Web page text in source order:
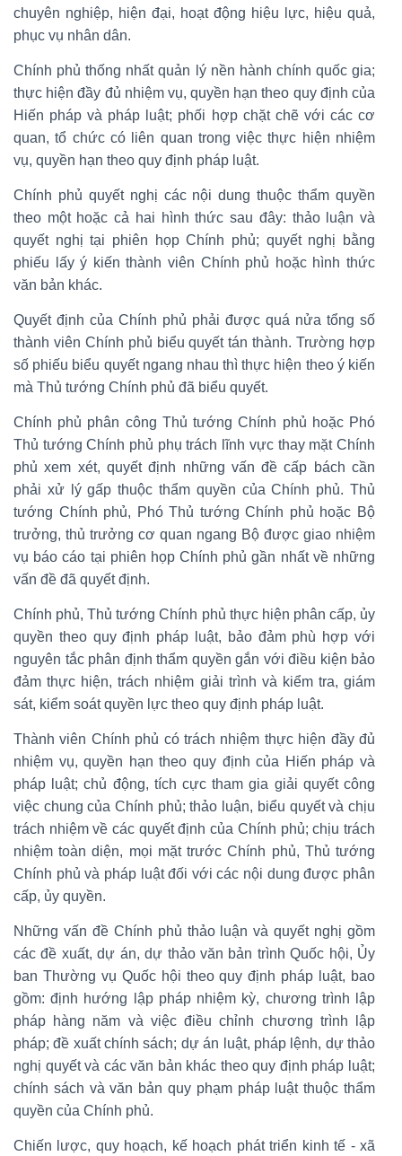
chuyên nghiệp, hiện đại, hoạt động hiệu lực, hiệu quả,
phục vụ nhân dân.
Chính phủ thống nhất quản lý nền hành chính quốc gia;
thực hiện đầy đủ nhiệm vụ, quyền hạn theo quy định của
Hiến pháp và pháp luật; phối hợp chặt chẽ với các cơ
quan, tổ chức có liên quan trong việc thực hiện nhiệm
vụ, quyền hạn theo quy định pháp luật.
Chính phủ quyết nghị các nội dung thuộc thẩm quyền
theo một hoặc cả hai hình thức sau đây: thảo luận và
quyết nghị tại phiên họp Chính phủ; quyết nghị bằng
phiếu lấy ý kiến thành viên Chính phủ hoặc hình thức
văn bản khác.
Quyết định của Chính phủ phải được quá nửa tổng số
thành viên Chính phủ biểu quyết tán thành. Trường hợp
số phiếu biểu quyết ngang nhau thì thực hiện theo ý kiến
mà Thủ tướng Chính phủ đã biểu quyết.
Chính phủ phân công Thủ tướng Chính phủ hoặc Phó
Thủ tướng Chính phủ phụ trách lĩnh vực thay mặt Chính
phủ xem xét, quyết định những vấn đề cấp bách cần
phải xử lý gấp thuộc thẩm quyền của Chính phủ. Thủ
tướng Chính phủ, Phó Thủ tướng Chính phủ hoặc Bộ
trưởng, thủ trưởng cơ quan ngang Bộ được giao nhiệm
vụ báo cáo tại phiên họp Chính phủ gần nhất về những
vấn đề đã quyết định.
Chính phủ, Thủ tướng Chính phủ thực hiện phân cấp, ủy
quyền theo quy định pháp luật, bảo đảm phù hợp với
nguyên tắc phân định thẩm quyền gắn với điều kiện bảo
đảm thực hiện, trách nhiệm giải trình và kiểm tra, giám
sát, kiểm soát quyền lực theo quy định pháp luật.
Thành viên Chính phủ có trách nhiệm thực hiện đầy đủ
nhiệm vụ, quyền hạn theo quy định của Hiến pháp và
pháp luật; chủ động, tích cực tham gia giải quyết công
việc chung của Chính phủ; thảo luận, biểu quyết và chịu
trách nhiệm về các quyết định của Chính phủ; chịu trách
nhiệm toàn diện, mọi mặt trước Chính phủ, Thủ tướng
Chính phủ và pháp luật đối với các nội dung được phân
cấp, ủy quyền.
Những vấn đề Chính phủ thảo luận và quyết nghị gồm
các đề xuất, dự án, dự thảo văn bản trình Quốc hội, Ủy
ban Thường vụ Quốc hội theo quy định pháp luật, bao
gồm: định hướng lập pháp nhiệm kỳ, chương trình lập
pháp hàng năm và việc điều chỉnh chương trình lập
pháp; đề xuất chính sách; dự án luật, pháp lệnh, dự thảo
nghị quyết và các văn bản khác theo quy định pháp luật;
chính sách và văn bản quy phạm pháp luật thuộc thẩm
quyền của Chính phủ.
Chiến lược, quy hoạch, kế hoạch phát triển kinh tế - xã